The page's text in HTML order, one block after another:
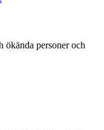
ökända personer och